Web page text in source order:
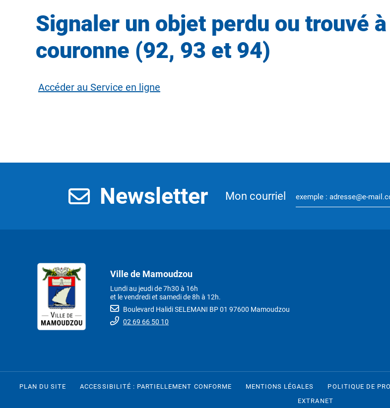
Signaler un objet perdu ou trouvé
couronne (92, 93 et 94)
Accéder au Service en ligne
Newsletter Mon courriel
Ville de Mamoudzou
Lundi au jeudi de 7h30 à 16h
et le vendredi et samedi de 8h à 12h.
Boulevard Halidi SELEMANI BP 01 97600 Mamoudzou
02 69 66 50 10
PLAN DU SITE ACCESSIBILITÉ : PARTIELLEMENT CONFORME MENTIONS LÉGALES POLITIQUE DE
EXTRANET